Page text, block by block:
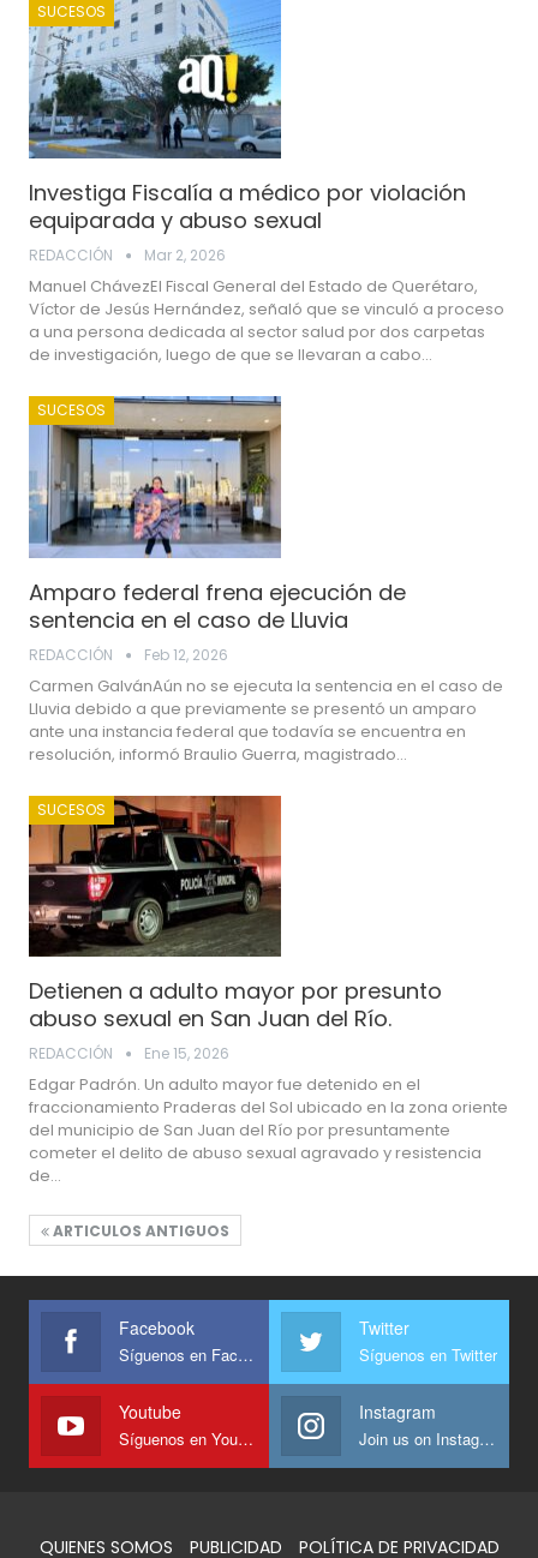
SUCESOS
Investiga Fiscalía a médico por violación
equiparada y abuso sexual
REDACCIÓN Mar 2, 2026
Manuel ChávezEl Fiscal General del Estado de Querétaro,
Víctor de Jesús Hernández, señaló que se vinculó a proceso
a una persona dedicada al sector salud por dos carpetas
de investigación, luego de que se llevaran a cabo…
SUCESOS
Amparo federal frena ejecución de
sentencia en el caso de Lluvia
REDACCIÓN Feb 12, 2026
Carmen GalvánAún no se ejecuta la sentencia en el caso de
Lluvia debido a que previamente se presentó un amparo
ante una instancia federal que todavía se encuentra en
resolución, informó Braulio Guerra, magistrado…
SUCESOS
Detienen a adulto mayor por presunto
abuso sexual en San Juan del Río.
REDACCIÓN Ene 15, 2026
Edgar Padrón. Un adulto mayor fue detenido en el
fraccionamiento Praderas del Sol ubicado en la zona oriente
del municipio de San Juan del Río por presuntamente
cometer el delito de abuso sexual agravado y resistencia
de…
ARTICULOS ANTIGUOS
Facebook
Síguenos en Facebook
Twitter
Síguenos en Twitter
Youtube
Síguenos en Youtube
Instagram
Join us on Instagram
QUIENES SOMOS PUBLICIDAD POLÍTICA DE PRIVACIDAD